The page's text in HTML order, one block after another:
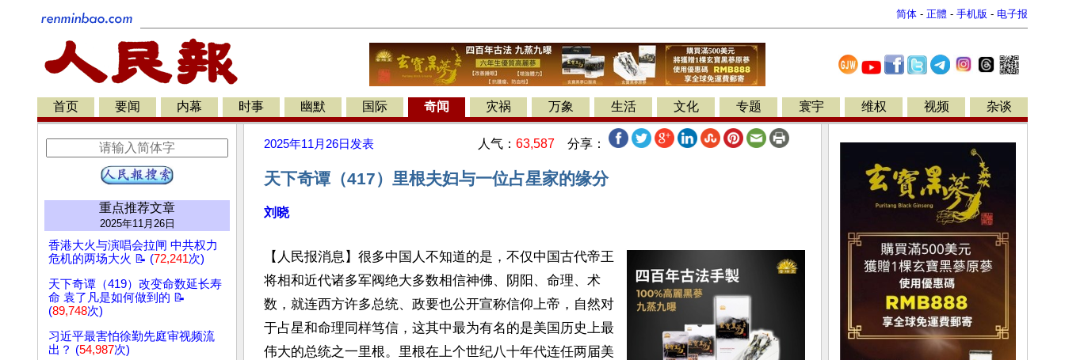
简体 - 正體 - 手机版 - 电子报
首页 要闻 内幕 时事 幽默 国际 奇闻 灾祸 万象 生活 文化 专题 寰宇 维权 视频 杂谈
重点推荐文章
2025年11月26日
香港大火与演唱会拉闸 中共权力
危机的两场大火 📝 (72,241次)
天下奇谭（419）改变命数延长寿
命 袁了凡是如何做到的 📝
(89,748次)
习近平最害怕徐勤先庭审视频流
出？ (54,987次)
2025年11月26日 发表 人气： 63,587 分享：
天下奇谭（417）里根夫妇与一位占星家的缘分
刘晓
【人民报消息】很多中国人不知道的是，不仅中国古代帝王
将相和近代诸多军阀绝大多数相信神佛、阴阳、命理、术
数，就连西方许多总统、政要也公开宣称信仰上帝，自然对
于占星和命理同样笃信，这其中最为有名的是美国历史上最
伟大的总统之一里根。里根在上个世纪八十年代连任两届美